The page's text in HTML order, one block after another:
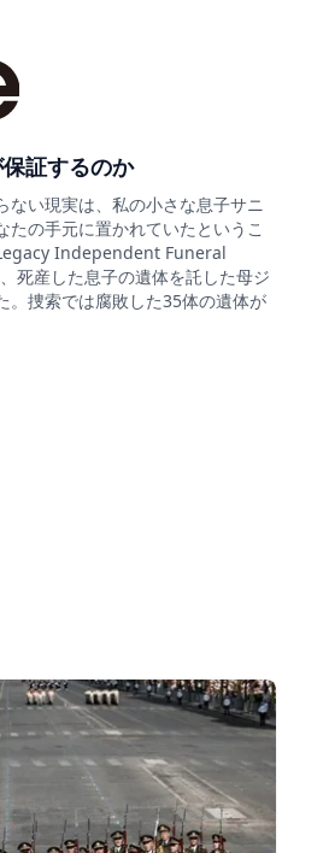
証するのか
ない現実は、私の小さな息子サニ
の手元に置かれていたというこ
Independent Funeral
死産した息子の遺体を託した母ジ
。捜索では腐敗した35体の遺体が